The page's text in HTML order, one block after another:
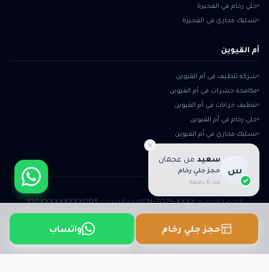
س
سعيد من عجمان
حجز جلي رخام
منذ 6 دقيقة
جلي رخام في الفجيرة
تسليك مجاري في الفجيرة
أم القيوين
شركة تنظيف في أم القيوين
مكافحة حشرات في أم القيوين
تنظيف خزانات في أم القيوين
جلي رخام في أم القيوين
تسليك مجاري في أم القيوين
الرخصة التجارية: CN-2025-XXXXالرقم الضريبي: 100XXXXXXXXX003
2026
تصميم وأرشفة nut-hub.orgحجز جلي رخام واتساب